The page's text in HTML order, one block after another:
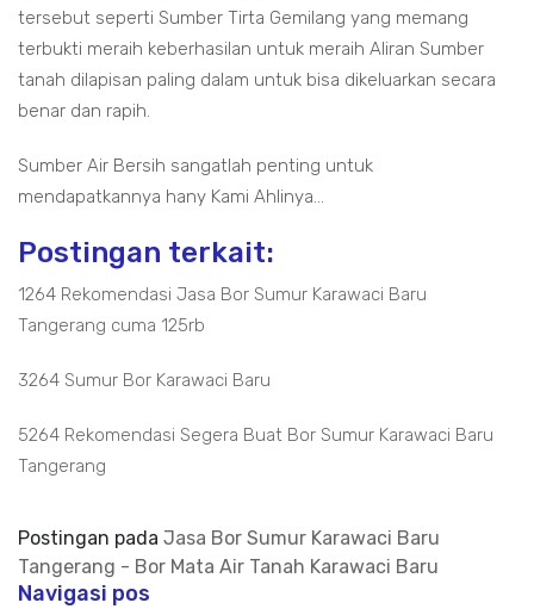
tersebut seperti Sumber Tirta Gemilang yang memang
terbukti meraih keberhasilan untuk meraih Aliran Sumber
tanah dilapisan paling dalam untuk bisa dikeluarkan secara
benar dan rapih.
Sumber Air Bersih sangatlah penting untuk
mendapatkannya hany Kami Ahlinya...
Postingan terkait:
1264 Rekomendasi Jasa Bor Sumur Karawaci Baru
Tangerang cuma 125rb
3264 Sumur Bor Karawaci Baru
5264 Rekomendasi Segera Buat Bor Sumur Karawaci Baru
Tangerang
Postingan pada Jasa Bor Sumur Karawaci Baru
Tangerang - Bor Mata Air Tanah Karawaci Baru
Navigasi pos